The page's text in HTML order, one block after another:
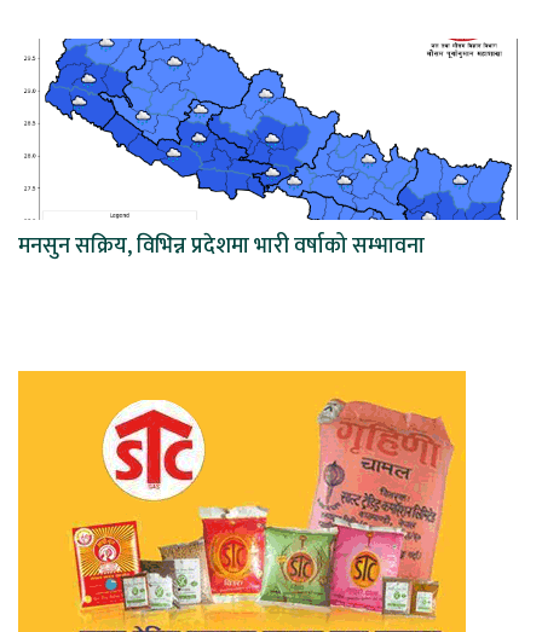
मनसुन सक्रिय, विभिन्न प्रदेशमा भारी वर्षाको सम्भावना